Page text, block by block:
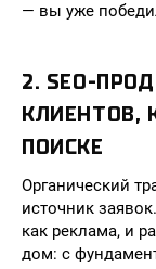
— вы уже
2. SEO-
КЛИЕНТОВ,
ПОИСКЕ
Органический
источник
как реклама, и
дом: с